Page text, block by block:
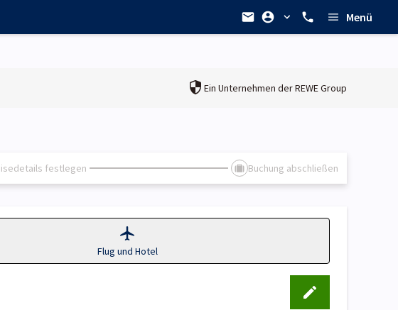
Menü
Ein Unternehmen derREWE Group
festlegen Buchung abschließen
Flug und Hotel